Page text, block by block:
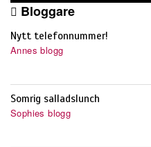
Bloggare
Nytt telefonnummer!
Annes blogg
Somrig salladslunch
Sophies blogg